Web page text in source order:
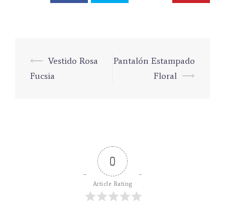
Navegación
de
⟵ Vestido Rosa
Fucsia
Pantalón Estampado
Floral ⟶
0
Article Rating